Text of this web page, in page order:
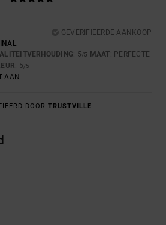
GEVERIFIEERDE AANKOOP
: 5/5 MAAT: PERFECTE
: 5/5
AAN
DOOR TRUSTVILLE